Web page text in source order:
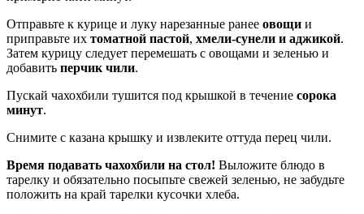
Отправьте к курице и луку нарезанные ранее овощи и
приправьте их томатной пастой, хмели-сунели и аджикой.
Затем курицу следует перемешать с овощами и зеленью и
добавить перчик чили.
Пускай чахохбили тушится под крышкой в течение сорока
минут.
Снимите с казана крышку и извлеките оттуда перец чили.
Время подавать чахохбили на стол! Выложите блюдо в
тарелку и обязательно посыпьте свежей зеленью, не забудьте
положить на край тарелки кусочки хлеба.